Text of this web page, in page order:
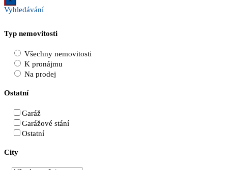
Vyhledávání
Typ nemovitosti
Všechny nemovitosti
K pronájmu
Na prodej
Ostatní
Garáž
Garážové stání
Ostatní
City